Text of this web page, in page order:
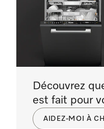
Découvrez
est fait pour
AIDEZ-MOI À